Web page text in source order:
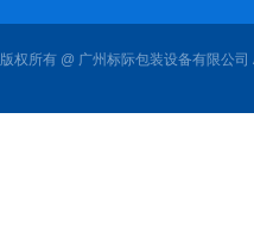
版权所有 @ 广州标际包装设备有限公